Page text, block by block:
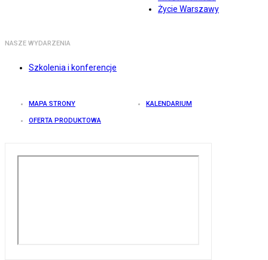
Życie Warszawy
NASZE WYDARZENIA
Szkolenia i konferencje
MAPA STRONY KALENDARIUM
OFERTA PRODUKTOWA